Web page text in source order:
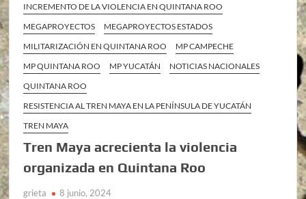
INCREMENTO DE LA VIOLENCIA EN QUINTANA ROO
MEGAPROYECTOS
MEGAPROYECTOS ESTADOS
MILITARIZACIÓN EN QUINTANA ROO
MP CAMPECHE
MP QUINTANA ROO
MP YUCATÁN
NOTICIAS NACIONALES
QUINTANA ROO
RESISTENCIA AL TREN MAYA EN LA PENÍNSULA DE YUCATÁN
TREN MAYA
Tren Maya acrecienta la violencia
organizada en Quintana Roo
grieta 8 junio, 2024